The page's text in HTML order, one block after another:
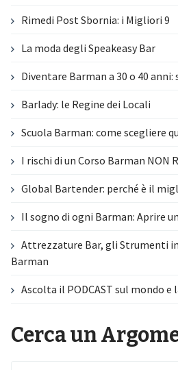
Rimedi Post Sbornia: i Migliori 9
La moda degli Speakeasy Bar
Diventare Barman a 30 o 40 anni:
Barlady: le Regine dei Locali
Scuola Barman: come scegliere
I rischi di un Corso Barman
Global Bartender: perché è il
Il sogno di ogni Barman: Aprire
Attrezzature Bar, gli Strumenti
Barman
Ascolta il PODCAST sul mondo e
Cerca un